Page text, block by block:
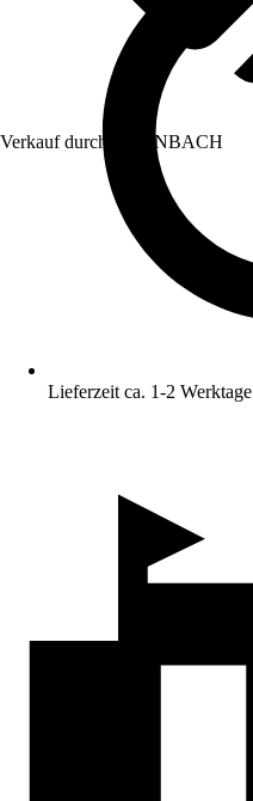
Verkauf durch: HORNBACH
Lieferzeit ca. 1-2 Werktage